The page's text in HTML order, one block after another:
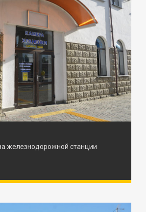
железнодорожной станции